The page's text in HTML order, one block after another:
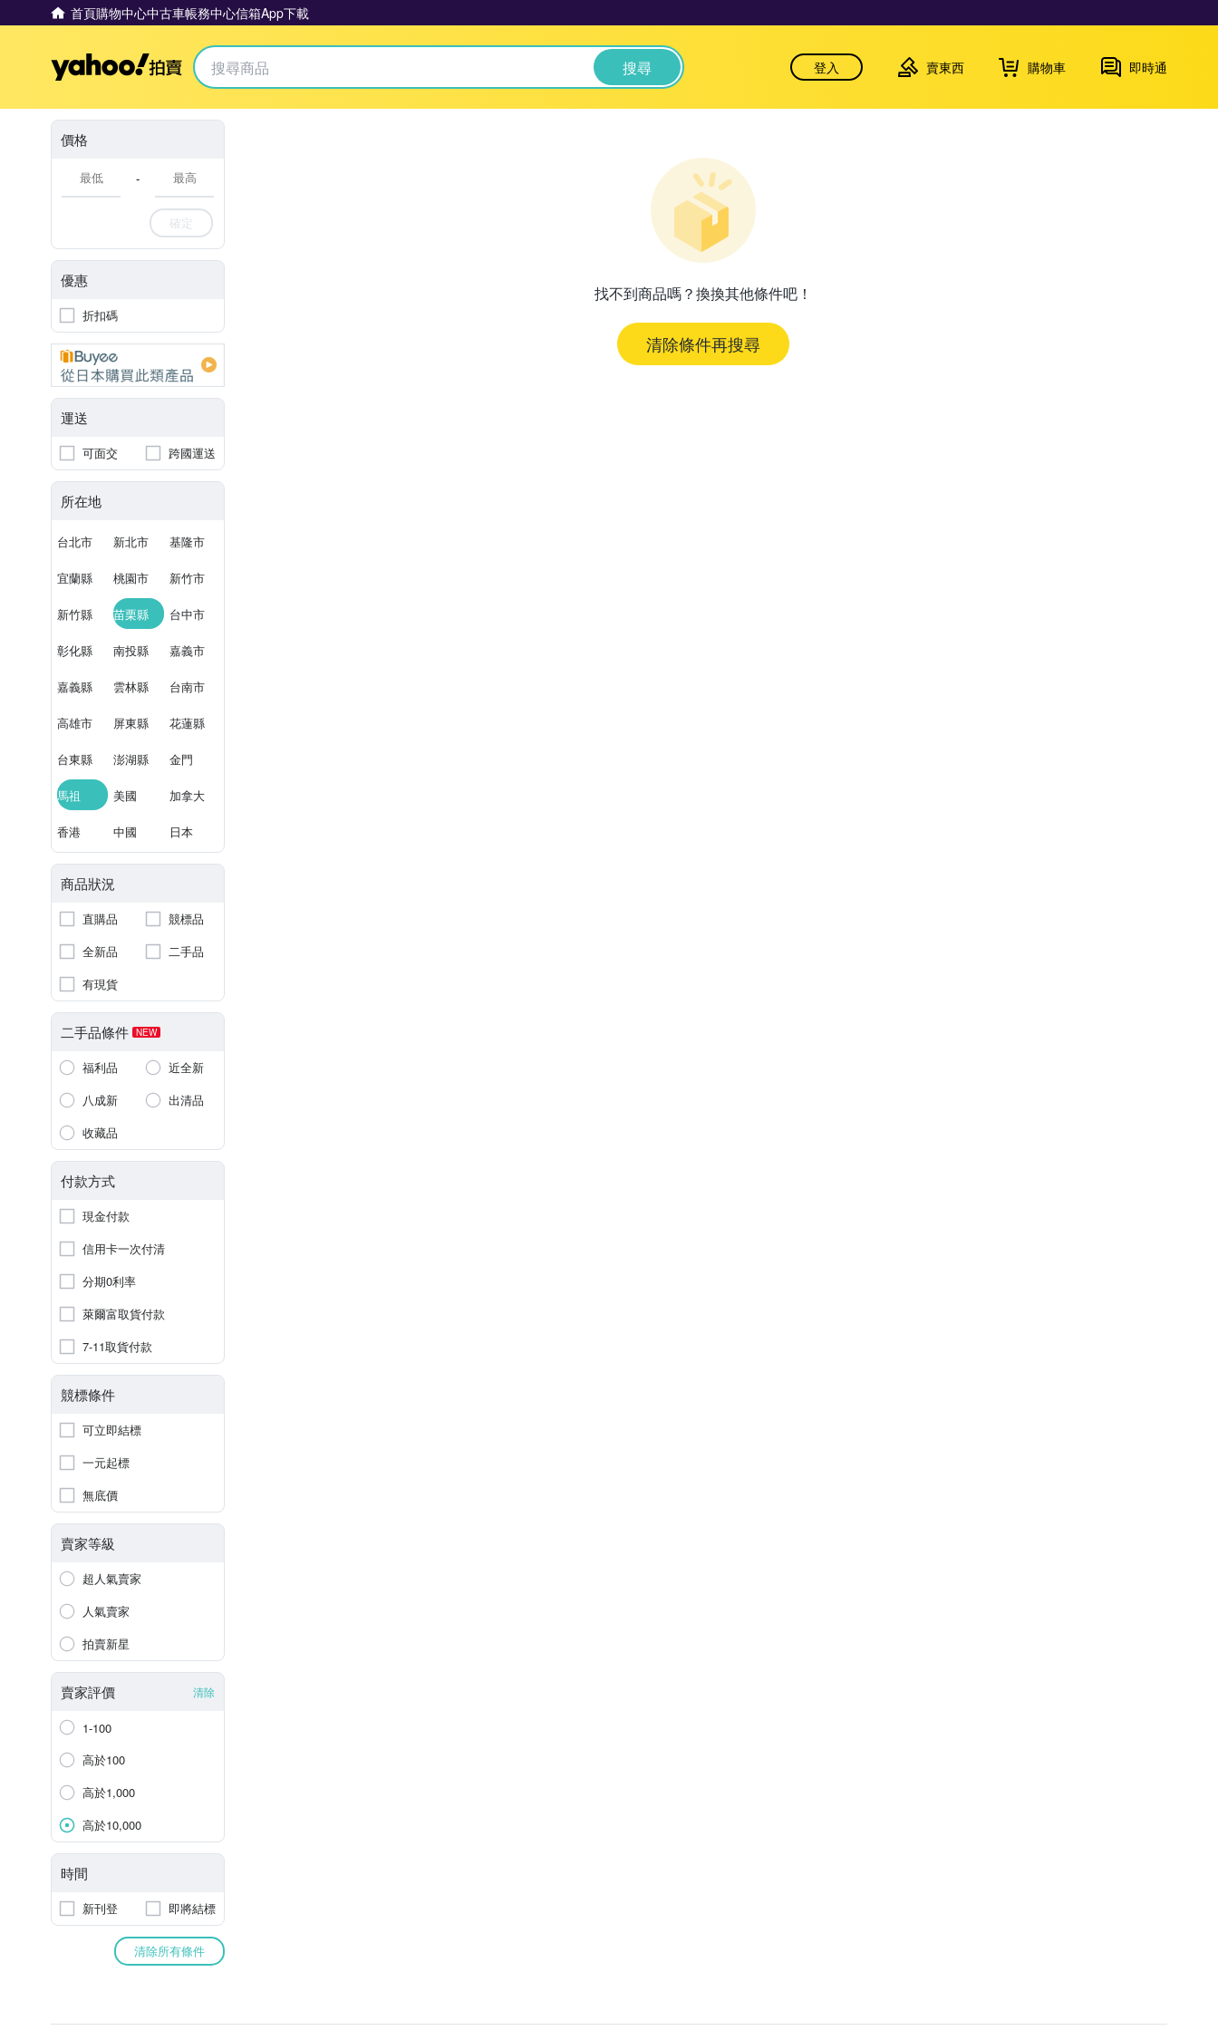
首頁購物中心中古車帳務中心信箱App下載
Yahoo拍賣 搜尋 登入 賣東西 購物車 即時通
價格
-
確定
優惠
折扣碼
運送
可面交 跨國運送
所在地
台北市 新北市 基隆市
宜蘭縣 桃園市 新竹市
新竹縣 苗栗縣 台中市
彰化縣 南投縣 嘉義市
嘉義縣 雲林縣 台南市
高雄市 屏東縣 花蓮縣
台東縣 澎湖縣 金門
馬祖 美國 加拿大
香港 中國 日本
商品狀況
直購品
競標品
全新品
二手品
有現貨
二手品條件 NEW
福利品
近全新
八成新
出清品
收藏品
付款方式
現金付款
信用卡一次付清
分期0利率
萊爾富取貨付款
7-11取貨付款
競標條件
可立即結標
一元起標
無底價
賣家等級
超人氣賣家
人氣賣家
拍賣新星
賣家評價 清除
1-100
高於100
高於1,000
高於10,000
時間
新刊登 即將結標
清除所有條件
找不到商品嗎？換換其他條件吧！
清除條件再搜尋